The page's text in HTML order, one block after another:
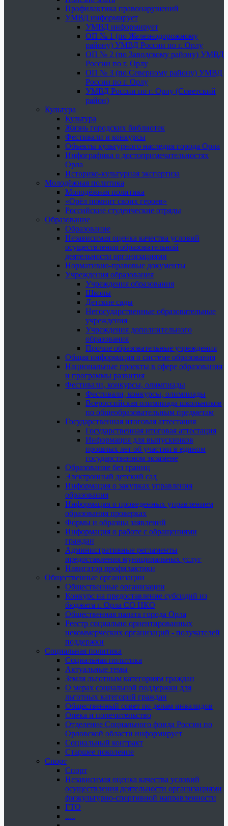
Профилактика правонарушений
УМВД информирует
УМВД информирует
ОП № 1 (по Железнодорожному
району) УМВД России по г. Орлу
ОП № 2 (по Заводскому району) УМВД
России по г. Орлу
ОП № 3 (по Северному району) УМВД
России по г. Орлу
УМВД России по г. Орлу (Советский
район)
Культура
Культура
Жизнь городских библиотек
Фестивали и конкурсы
Объекты культурного наследия города Орла
Инфографика о достопримечательностях
Орла
Историко-культурная экспертиза
Молодёжная политика
Молодёжная политика
«Орёл помнит своих героев»
Российские студенческие отряды
Образование
Образование
Независимая оценка качества условий
осуществления образовательной
деятельности организациями
Нормативно-правовые документы
Учреждения образования
Учреждения образования
Школы
Детские сады
Негосударственные образовательные
учреждения
Учреждения дополнительного
образования
Прочие образовательные учреждения
Общая информация о системе образования
Национальные проекты в сфере образования
и программы развития
Фестивали, конкурсы, олимпиады
Фестивали, конкурсы, олимпиады
Всероссийская олимпиада школьников
по общеобразовательным предметам
Государственная итоговая аттестация
Государственная итоговая аттестация
Информация для выпускников
прошлых лет об участии в едином
государственном экзамене
Образование без границ
Электронный детский сад
Информация о закупках управления
образования
Информация о проведенных управлением
образования проверках
Формы и образцы заявлений
Информация о работе с обращениями
граждан
Административные регламенты
предоставления муниципальных услуг
Навигатор профилактики
Общественные организации
Общественные организации
Конкурс на предоставление субсидий из
бюджета г. Орла СО НКО
Общественная палата города Орла
Реестр социально ориентированных
некоммерческих организаций - получателей
поддержки
Социальная политика
Социальная политика
Актуальные темы
Земля льготным категориям граждан
О мерах социальной поддержки для
льготных категорий граждан
Общественный совет по делам инвалидов
Опека и попечительство
Отделение Социального фонда России по
Орловской области информирует
Социальный контракт
Старшее поколение
Спорт
Спорт
Независимая оценка качества условий
осуществления деятельности организациями
физкультурно-спортивной направленности
ГТО
.....